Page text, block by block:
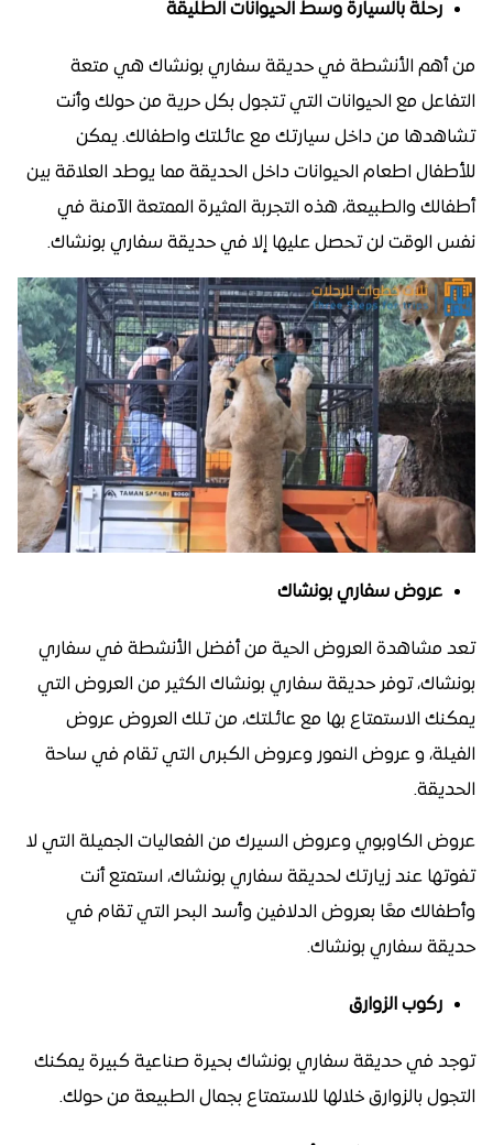
رحلة بالسيارة وسط الحيوانات الطليقة
من أهم الأنشطة في حديقة سفاري بونشاك هي متعة
التفاعل مع الحيوانات التي تتجول بكل حرية من حولك وأنت
تشاهدها من داخل سيارتك مع عائلتك واطفالك. يمكن
للأطفال اطعام الحيوانات داخل الحديقة مما يوطد العلاقة بين
أطفالك والطبيعة، هذه التجربة المثيرة الممتعة الآمنة في
نفس الوقت لن تحصل عليها إلا في حديقة سفاري بونشاك.
عروض سفاري بونشاك
تعد مشاهدة العروض الحية من أفضل الأنشطة في سفاري
بونشاك، توفر حديقة سفاري بونشاك الكثير من العروض التي
يمكنك الاستمتاع بها مع عائلتك، من تلك العروض عروض
الفيلة، و عروض النمور وعروض الكبرى التي تقام في ساحة
الحديقة.
عروض الكاوبوي وعروض السيرك من الفعاليات الجميلة التي لا
تفوتها عند زيارتك لحديقة سفاري بونشاك، استمتع أنت
وأطفالك معًا بعروض الدلافين وأسد البحر التي تقام في
حديقة سفاري بونشاك.
ركوب الزوارق
توجد في حديقة سفاري بونشاك بحيرة صناعية كبيرة يمكنك
التجول بالزوارق خلالها للاستمتاع بجمال الطبيعة من حولك.